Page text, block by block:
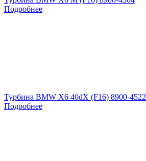
Подробнее
Турбина BMW X6 40dX (F16) 8900-4522
Подробнее